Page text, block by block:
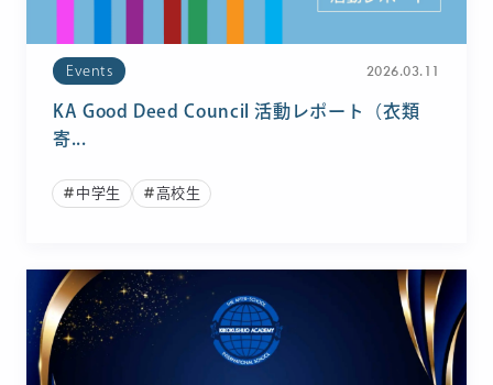
Events 2026.03.11
KA Good Deed Council 活動レポート（衣類
寄...
中学生 高校生